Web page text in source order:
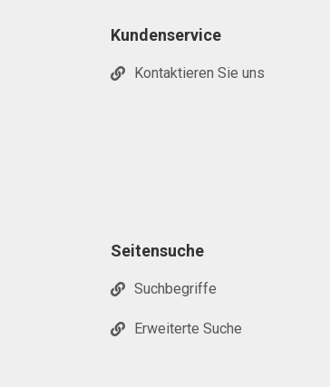
Kundenservice
Kontaktieren Sie uns
Seitensuche
Suchbegriffe
Erweiterte Suche